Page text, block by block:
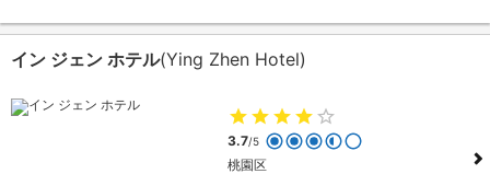
イン ジェン ホテル(Ying Zhen Hotel)
3.7/5
桃園区